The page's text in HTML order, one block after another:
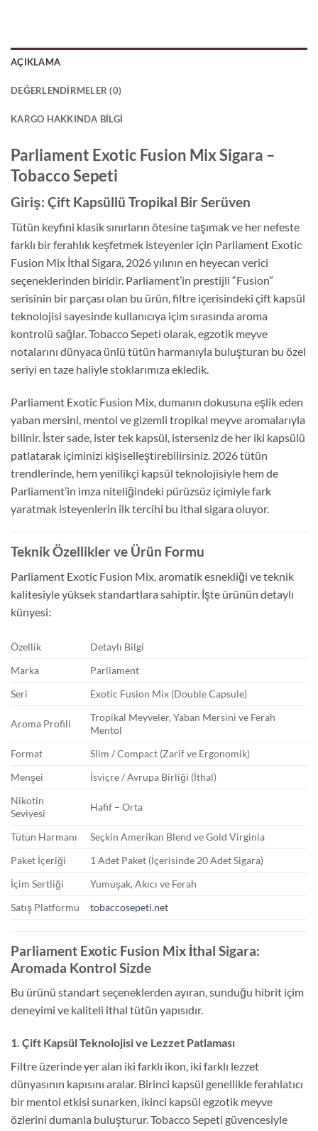
AÇIKLAMA
DEĞERLENDIRMELER (0)
KARGO HAKKINDA BILGI
Parliament Exotic Fusion Mix Sigara –
Tobacco Sepeti
Giriş: Çift Kapsüllü Tropikal Bir Serüven
Tütün keyfini klasik sınırların ötesine taşımak ve her nefeste
farklı bir ferahlık keşfetmek isteyenler için Parliament Exotic
Fusion Mix İthal Sigara, 2026 yılının en heyecan verici
seçeneklerinden biridir. Parliament’in prestijli “Fusion”
serisinin bir parçası olan bu ürün, filtre içerisindeki çift kapsül
teknolojisi sayesinde kullanıcıya içim sırasında aroma
kontrolü sağlar. Tobacco Sepeti olarak, egzotik meyve
notalarını dünyaca ünlü tütün harmanıyla buluşturan bu özel
seriyi en taze haliyle stoklarımıza ekledik.
Parliament Exotic Fusion Mix, dumanın dokusuna eşlik eden
yaban mersini, mentol ve gizemli tropikal meyve aromalarıyla
bilinir. İster sade, ister tek kapsül, isterseniz de her iki kapsülü
patlatarak içiminizi kişiselleştirebilirsiniz. 2026 tütün
trendlerinde, hem yenilikçi kapsül teknolojisiyle hem de
Parliament’in imza niteliğindeki pürüzsüz içimiyle fark
yaratmak isteyenlerin ilk tercihi bu ithal sigara oluyor.
Teknik Özellikler ve Ürün Formu
Parliament Exotic Fusion Mix, aromatik esnekliği ve teknik
kalitesiyle yüksek standartlara sahiptir. İşte ürünün detaylı
künyesi:
Özellik
Detaylı Bilgi
Marka
Parliament
Seri
Exotic Fusion Mix (Double Capsule)
Aroma Profili
Tropikal Meyveler, Yaban Mersini ve Ferah
Mentol
Format
Slim / Compact (Zarif ve Ergonomik)
Menşei
İsviçre / Avrupa Birliği (İthal)
Nikotin
Seviyesi
Hafif – Orta
Tütün Harmanı
Seçkin Amerikan Blend ve Gold Virginia
Paket İçeriği
1 Adet Paket (İçerisinde 20 Adet Sigara)
İçim Sertliği
Yumuşak, Akıcı ve Ferah
Satış Platformu
tobaccosepeti.net
Parliament Exotic Fusion Mix İthal Sigara:
Aromada Kontrol Sizde
Bu ürünü standart seçeneklerden ayıran, sunduğu hibrit içim
deneyimi ve kaliteli ithal tütün yapısıdır.
1. Çift Kapsül Teknolojisi ve Lezzet Patlaması
Filtre üzerinde yer alan iki farklı ikon, iki farklı lezzet
dünyasının kapısını aralar. Birinci kapsül genellikle ferahlatıcı
bir mentol etkisi sunarken, ikinci kapsül egzotik meyve
özlerini dumanla buluşturur. Tobacco Sepeti güvencesiyle